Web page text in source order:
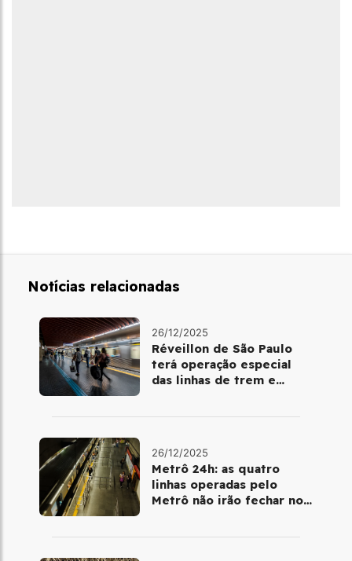
Notícias relacionadas
26/12/2025
Réveillon de São Paulo
terá operação especial
das linhas de trem e
26/12/2025
Metrô 24h: as quatro
linhas operadas pelo
Metrô não irão fechar no